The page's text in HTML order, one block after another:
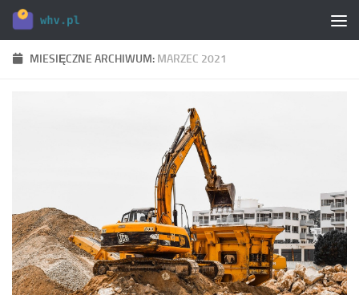
Skip to content
MIESIĘCZNE ARCHIWUM: MARZEC 2021